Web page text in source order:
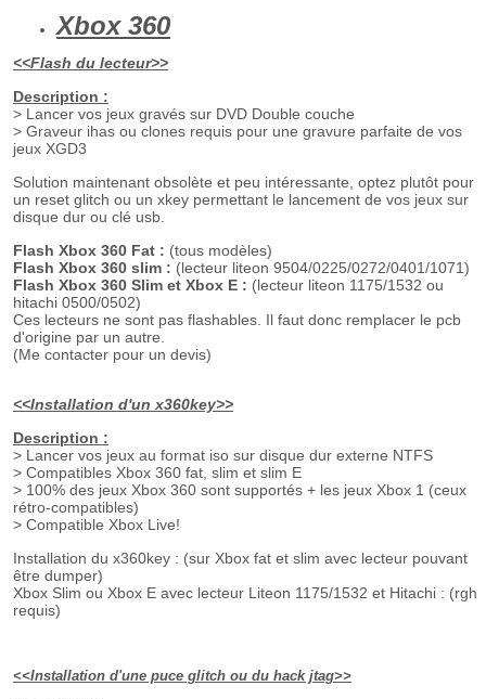
Xbox 360
​<<Flash du lecteur>>
Description :
> Lancer vos jeux gravés sur DVD Double couche
> Graveur ihas ou clones requis pour une gravure parfaite de vos
jeux XGD3
Solution maintenant obsolète et peu intéressante, optez plutôt pour
un reset glitch ou un xkey permettant le lancement de vos jeux sur
disque dur ou clé usb.
Flash Xbox 360 Fat : (tous modèles)
Flash Xbox 360 slim : (lecteur liteon 9504/0225/0272/0401/1071)
Flash Xbox 360 Slim et Xbox E : (lecteur liteon 1175/1532 ou
hitachi 0500/0502)
Ces lecteurs ne sont pas flashables. Il faut donc remplacer le pcb
d'origine par un autre.
(Me contacter pour un devis)
<<Installation d'un x360key>>
Description :
> Lancer vos jeux au format iso sur disque dur externe NTFS
> Compatibles Xbox 360 fat, slim et slim E
> 100% des jeux Xbox 360 sont supportés + les jeux Xbox 1 (ceux
rétro-compatibles)
> Compatible Xbox Live!
Installation du x360key : (sur Xbox fat et slim avec lecteur pouvant
être dumper)
Xbox Slim ou Xbox E avec lecteur Liteon 1175/1532 et Hitachi : (rgh
requis)
<<Installation d'une puce glitch ou du hack jtag>>